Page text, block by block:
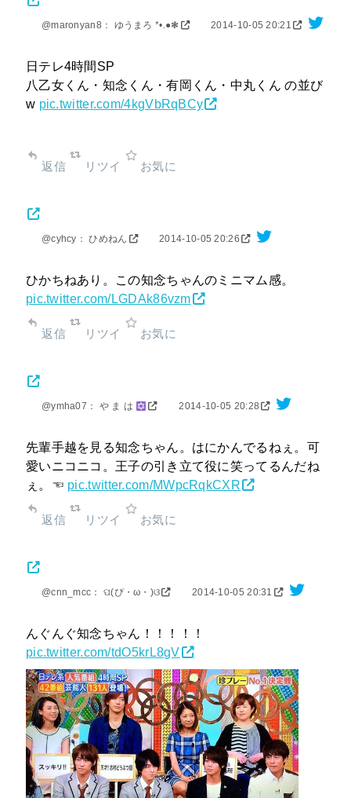
@maronyan8： ゆうまろ *•.●❃ 2014-10-05 20:21
日テレ4時間SP
八乙女くん・知念くん・有岡くん・中丸くん の並び
w pic.twitter.com/4kgVbRqBCy
返信 リツイ お気に
@cyhcy： ひめねん 2014-10-05 20:26
ひかちねあり。この知念ちゃんのミニマム感。
pic.twitter.com/LGDAk86vzm
返信 リツイ お気に
@ymha07： や ま は 2014-10-05 20:28
先輩手越を見る知念ちゃん。はにかんでるねぇ。可
愛いニコニコ。王子の引き立て役に笑ってるんだね
ぇ。☜ pic.twitter.com/MWpcRqkCXR
返信 リツイ お気に
@cnn_mcc： ପ(ぴ・ω・)ଓ 2014-10-05 20:31
んぐんぐ知念ちゃん！！！！！
pic.twitter.com/tdO5krL8gV